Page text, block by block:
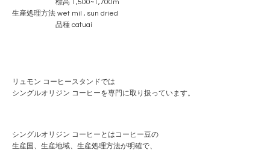
標高 1,500~1,700m
生産処理方法 wet mil , sun dried
品種 catuai
リュモン コーヒースタンドでは
シングルオリジン コーヒーを専門に取り扱っています。
シングルオリジン コーヒーとはコーヒー豆の
生産国、生産地域、生産処理方法が明確で、